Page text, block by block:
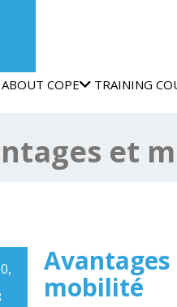
ABOUT COPE TRAINING
et
mobilité